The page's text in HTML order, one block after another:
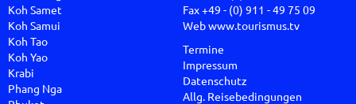
Koh Samet
Koh Samui
Koh Tao
Koh Yao
Krabi
Phang Nga
Fax +49 - (0) 911 - 49 75 09
Webwww.tourismus.tv
Termine
Impressum
Datenschutz
Allg. Reisebedingungen